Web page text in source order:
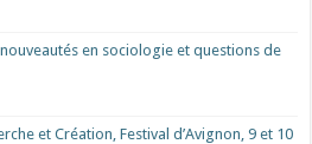
nouveautés en sociologie et questions de
et Création, Festival d’Avignon, 9 et 10